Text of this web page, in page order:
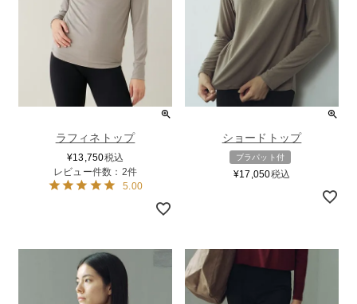
ラフィネトップ
¥13,750税込
レビュー件数：2件
5.00
ショードトップ
ブラパット付
¥17,050税込